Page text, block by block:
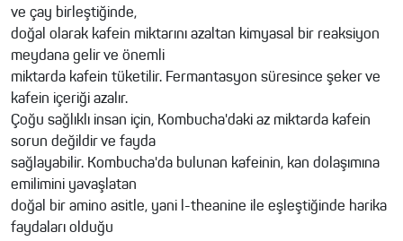
ve çay birleştiğinde,
doğal olarak kafein miktarını azaltan kimyasal bir reaksiyon
meydana gelir ve önemli
miktarda kafein tüketilir. Fermantasyon süresince şeker ve
kafein içeriği azalır.
Çoğu sağlıklı insan için, Kombucha'daki az miktarda kafein
sorun değildir ve fayda
sağlayabilir. Kombucha'da bulunan kafeinin, kan dolaşımına
emilimini yavaşlatan
doğal bir amino asitle, yani l-theanine ile eşleştiğinde harika
faydaları olduğu